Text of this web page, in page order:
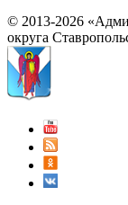
© 2013-2026
округа